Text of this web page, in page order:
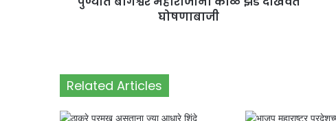
घोषणाबाजी
Related Articles